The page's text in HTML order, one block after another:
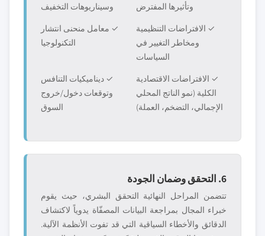
وتأثيرها المفترض
وسيناريوهات التخفيف
✓ الافتراضات التنظيمية
ومخاطر التغيير في
السياسات
✓ معامل منحنى انتشار
التكنولوجيا
✓ الافتراضات الاقتصادية
الكلية (نمو الناتج المحلي
الإجمالي، التضخم، العملة)
✓ ديناميكيات التنافس
وتوقعات دخول/خروج
السوق
6. التحقق وضمان الجودة
تتضمن المراحل النهائية التحقق البشري، حيث يقوم
خبراء المجال بمراجعة البيانات المصفّاة يدوياً لاكتشاف
الدقائق والأخطاء السياقية التي قد تفوت الأنظمة الآلية.